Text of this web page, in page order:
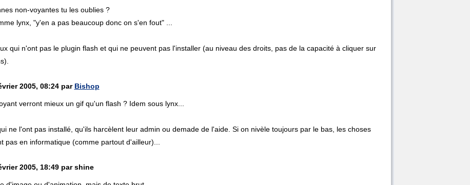
non-voyantes tu les oublies ?
lynx, "y'en a pas beaucoup donc on s'en fout" ...
qui n'ont pas le plugin flash et qui ne peuvent pas l'installer (au niveau des droits, pas de la capacité à cliquer sur
2005, 08:24 par Bishop
verront mieux un gif qu'un flash ? Idem sous lynx...
ne l'ont pas installé, qu'ils harcèlent leur admin ou demade de l'aide. Si on nivèle toujours par le bas, les choses
pas en informatique (comme partout d'ailleur)...
2005, 18:49 par shine